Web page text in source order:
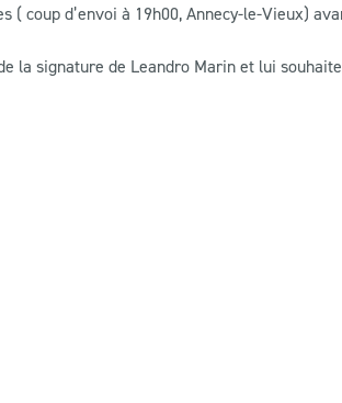
( coup d’envoi à 19h00, Annecy-le-Vieux)
la signature de Leandro Marin et lui